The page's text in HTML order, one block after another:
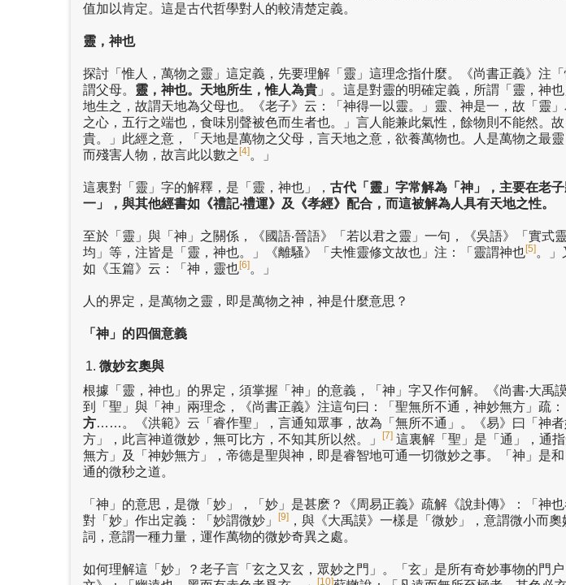
值加以肯定。這是古代哲學對人的較清楚定義。
靈，神也
探討「惟人，萬物之靈」這定義，先要理解「靈」這理念指什麼。《尚書正義》注
謂父母。 靈，神也。天地所生，惟人為貴 」。這是對靈的明確定義，所謂「靈，神
地生之，故謂天地為父母也。《老子》云：「神得一以靈。」靈、神是一，故「靈
之心，五行之端也，食味別聲被色而生者也。」言人能兼此氣性，餘物則不能然。
貴。」此經之意，「天地是萬物之父母，言天地之意，欲養萬物也。人是萬物之最
而殘害人物，故言此以數之[4]。」
這裏對「靈」字的解釋，是「靈，神也」， 古代「靈」字常解為「神」，主要在老
一」，與其他經書如《禮記‧禮運》及《孝經》配合，而這被解為人具有天地之性。
至於「靈」與「神」之關係，《國語‧晉語》「若以君之靈」一句，《吳語》「實式
均」等，注皆是「靈，神也。」《離騷》「夫惟靈修文故也」注：「靈謂神也[5]。」
如《玉篇》云：「神，靈也[6]。」
人的界定，是萬物之靈，即是萬物之神，神是什麼意思？
「神」的四個意義
微妙玄奧與
根據「靈，神也」的界定，須掌握「神」的意義，「神」字又作何解。《尚書‧大禹
到「聖」與「神」兩理念，《尚書正義》注這句曰：「聖無所不通，神妙無方」疏：
方……。《洪範》云「睿作聖」，言通知眾事，故為「無所不通」。《易》曰「神
方」，此言神道微妙，無可比方，不知其所以然。」
[7] 這裏解「聖」是「通」，通
無方」及「神妙無方」，帝德是聖與神，即是睿智地可通一切微妙之事。「神」是
通的微秒之道。
「神」的意思，是微「妙」，「妙」是甚麽？《周易正義》疏解《說卦傳》：「神
對「妙」作出定義：「妙謂微妙」
[9] ，與《大禹謨》一樣是「微妙」，意謂微小而
詞，意謂一種力量，運作萬物的微妙奇異之處。
如何理解這「妙」？老子言「玄之又玄，眾妙之門」。「玄」是所有奇妙事物的門
[10]